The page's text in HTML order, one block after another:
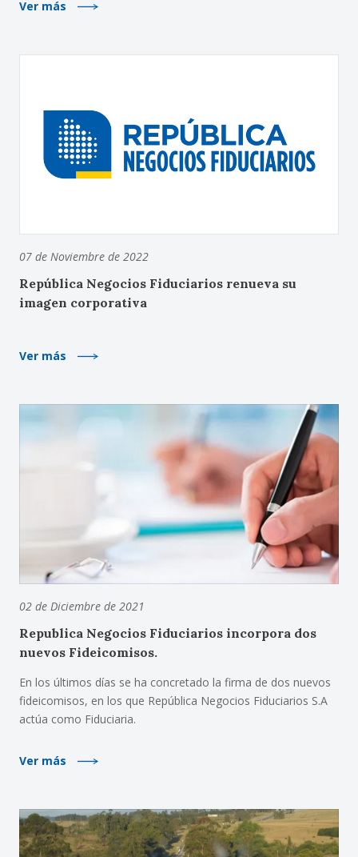
Ver más
07 de Noviembre de 2022
República Negocios Fiduciarios renueva su
imagen corporativa
Ver más
02 de Diciembre de 2021
Republica Negocios Fiduciarios incorpora dos
nuevos Fideicomisos.
En los últimos días se ha concretado la firma de dos nuevos
fideicomisos, en los que República Negocios Fiduciarios S.A
actúa como Fiduciaria.
Ver más